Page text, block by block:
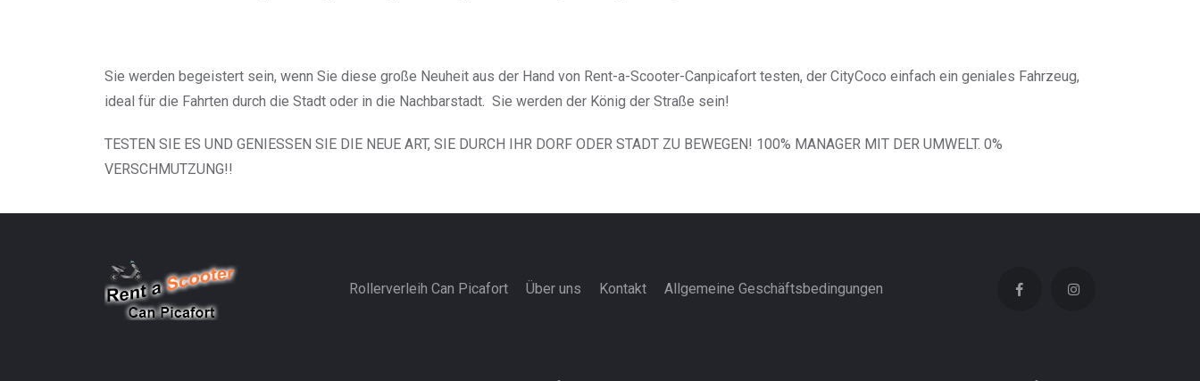
Sie werden begeistert sein, wenn Sie diese große Neuheit aus der Hand von Rent-a-Scooter-Canpicafort testen, der CityCoco einfach ein geniales Fahrzeug,
ideal für die Fahrten durch die Stadt oder in die Nachbarstadt. Sie werden der König der Straße sein!
TESTEN SIE ES UND GENIESSEN SIE DIE NEUE ART, SIE DURCH IHR DORF ODER STADT ZU BEWEGEN! 100% MANAGER MIT DER UMWELT. 0%
VERSCHMUTZUNG!!
Rollerverleih Can Picafort Über uns Kontakt Allgemeine Geschäftsbedingungen